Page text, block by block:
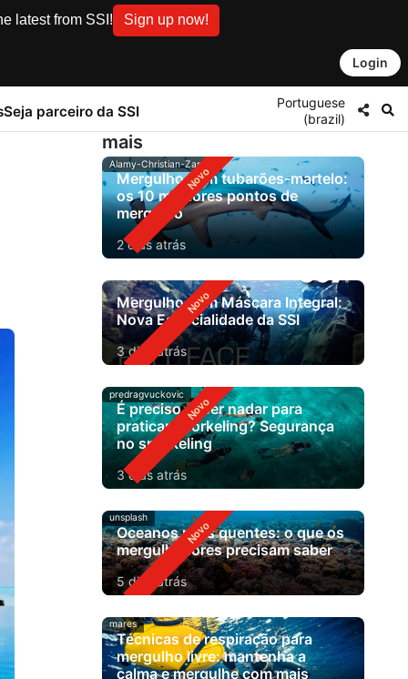
latest from SSI! Sign up now!
Login
Seja parceiro da SSI
Portuguese
(brazil)
mais
Alamy-Christian-Zappel
Mergulho com tubarões-martelo:
os 10 melhores pontos de
mergulho
2 dias atrás
Mergulho com Máscara Integral:
Nova Especialidade da SSI
3 dias atrás
predragvuckovic
É preciso saber nadar para
praticar snorkeling? Segurança
no snorkeling
3 dias atrás
unsplash
Oceanos mais quentes: o que os
mergulhadores precisam saber
5 dias atrás
mares
Técnicas de respiração para
mergulho livre: mantenha a
calma e mergulhe com mais